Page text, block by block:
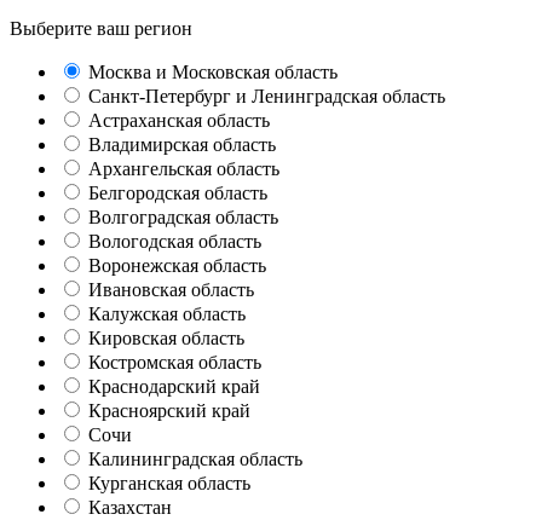
Выберите ваш регион
Москва и Московская область
Санкт-Петербург и Ленинградская область
Астраханская область
Владимирская область
Архангельская область
Белгородская область
Волгоградская область
Вологодская область
Воронежская область
Ивановская область
Калужская область
Кировская область
Костромская область
Краснодарский край
Красноярский край
Сочи
Калининградская область
Курганская область
Казахстан